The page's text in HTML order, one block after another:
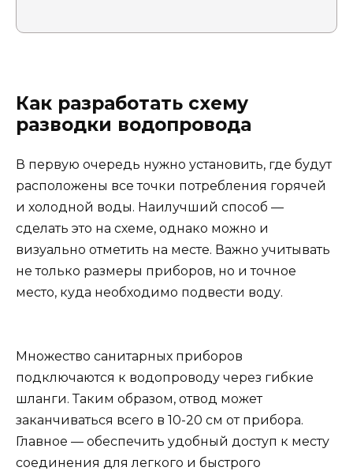
Как разработать схему
разводки водопровода
В первую очередь нужно установить, где будут
расположены все точки потребления горячей
и холодной воды. Наилучший способ —
сделать это на схеме, однако можно и
визуально отметить на месте. Важно учитывать
не только размеры приборов, но и точное
место, куда необходимо подвести воду.
Множество санитарных приборов
подключаются к водопроводу через гибкие
шланги. Таким образом, отвод может
заканчиваться всего в 10-20 см от прибора.
Главное — обеспечить удобный доступ к месту
соединения для легкого и быстрого